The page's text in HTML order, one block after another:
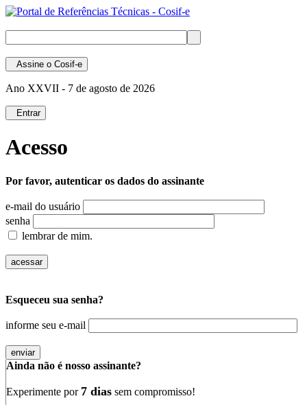
Assine o Cosif-e
Ano XXVII - 7 de agosto de 2026
Entrar
Acesso
Por favor, autenticar os dados do assinante
e-mail do usuário
senha
lembrar de mim.
Esqueceu sua senha?
informe seu e-mail
Ainda não é nosso assinante?
Experimente por 7 dias sem compromisso!